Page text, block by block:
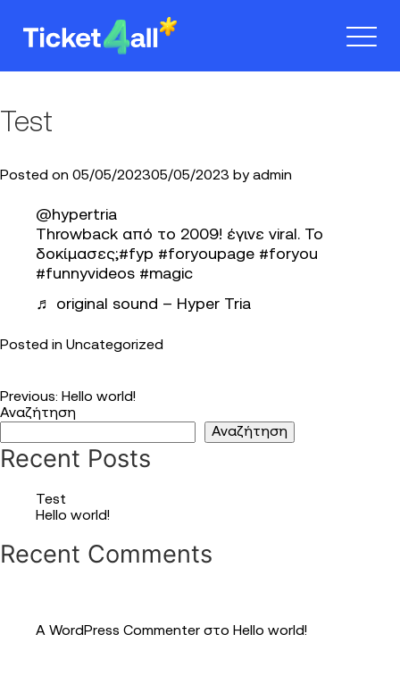
content
Test
Posted on 05/05/202305/05/2023 byadmin
@hypertria
Throwback από το 2009! έγινε viral. Το
δοκίμασες;#fyp #foryoupage #foryou
#funnyvideos #magic
♬ original sound – Hyper Tria
Posted in Uncategorized
Πλοήγηση
άρθρων
Previous: Hello world!
Αναζήτηση
Αναζήτηση
Recent Posts
Test
Hello world!
Recent Comments
A WordPress Commenter στο Hello world!